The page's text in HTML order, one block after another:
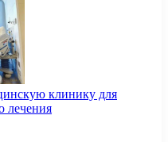
клинику для
лечения